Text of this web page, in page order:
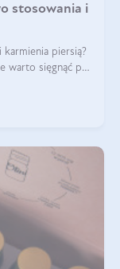
stosowania i
piersią?
warto sięgnąć po